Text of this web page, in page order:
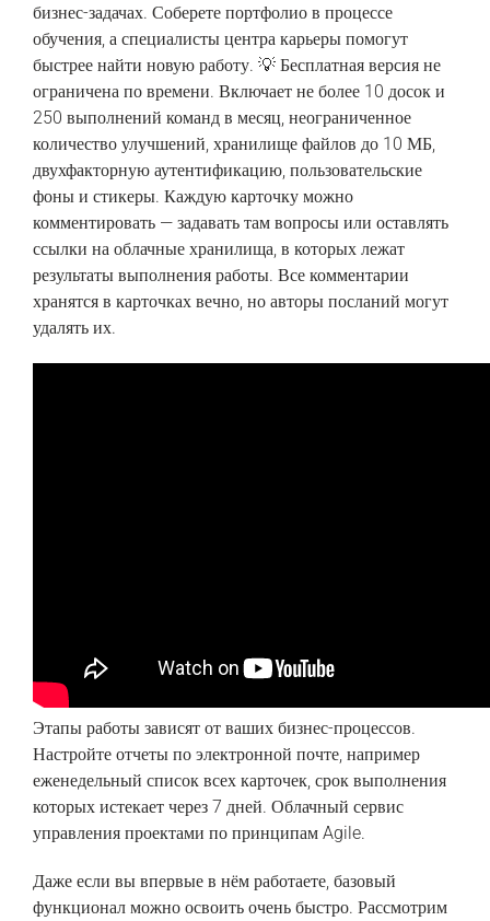
бизнес-задачах. Соберете портфолио в процессе
обучения, а специалисты центра карьеры помогут
быстрее найти новую работу. 💡 Бесплатная версия не
ограничена по времени. Включает не более 10 досок и
250 выполнений команд в месяц, неограниченное
количество улучшений, хранилище файлов до 10 МБ,
двухфакторную аутентификацию, пользовательские
фоны и стикеры. Каждую карточку можно
комментировать — задавать там вопросы или оставлять
ссылки на облачные хранилища, в которых лежат
результаты выполнения работы. Все комментарии
хранятся в карточках вечно, но авторы посланий могут
удалять их.
Этапы работы зависят от ваших бизнес-процессов.
Настройте отчеты по электронной почте, например
еженедельный список всех карточек, срок выполнения
которых истекает через 7 дней. Облачный сервис
управления проектами по принципам Agile.
Даже если вы впервые в нём работаете, базовый
функционал можно освоить очень быстро. Рассмотрим